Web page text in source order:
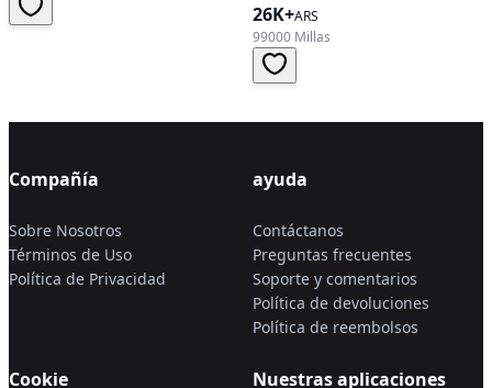
26K+ARS
99000 Millas
Compañía
Sobre Nosotros
Términos de Uso
Política de Privacidad
ayuda
Contáctanos
Preguntas frecuentes
Soporte y comentarios
Política de devoluciones
Política de reembolsos
Cookie Nuestras aplicaciones